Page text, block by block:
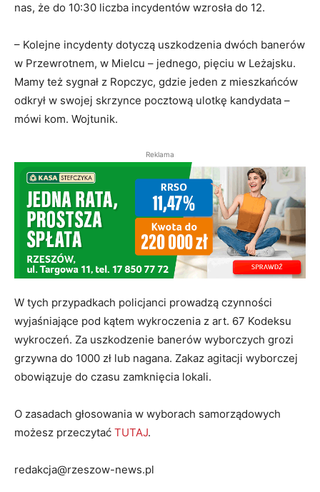
nas, że do 10:30 liczba incydentów wzrosła do 12.
– Kolejne incydenty dotyczą uszkodzenia dwóch banerów
w Przewrotnem, w Mielcu – jednego, pięciu w Leżajsku.
Mamy też sygnał z Ropczyc, gdzie jeden z mieszkańców
odkrył w swojej skrzynce pocztową ulotkę kandydata –
mówi kom. Wojtunik.
Reklama
W tych przypadkach policjanci prowadzą czynności
wyjaśniające pod kątem wykroczenia z art. 67 Kodeksu
wykroczeń. Za uszkodzenie banerów wyborczych grozi
grzywna do 1000 zł lub nagana. Zakaz agitacji wyborczej
obowiązuje do czasu zamknięcia lokali.
O zasadach głosowania w wyborach samorządowych
możesz przeczytać TUTAJ.
redakcja@rzeszow-news.pl